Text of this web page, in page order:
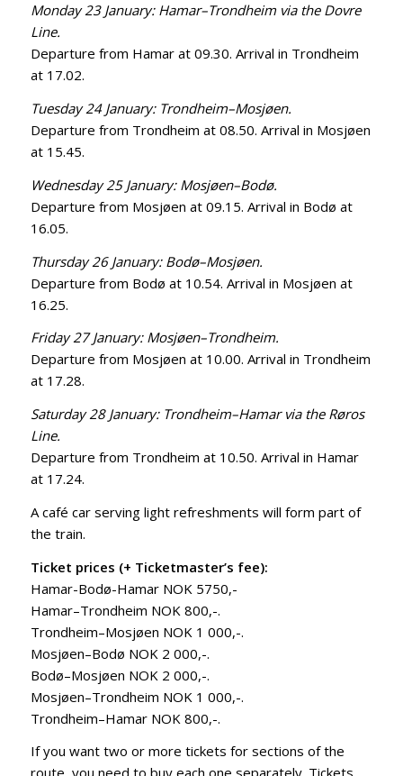
Monday 23 January: Hamar–Trondheim via the Dovre
Line.
Departure from Hamar at 09.30. Arrival in Trondheim
at 17.02.
Tuesday 24 January: Trondheim–Mosjøen.
Departure from Trondheim at 08.50. Arrival in Mosjøen
at 15.45.
Wednesday 25 January: Mosjøen–Bodø.
Departure from Mosjøen at 09.15. Arrival in Bodø at
16.05.
Thursday 26 January: Bodø–Mosjøen.
Departure from Bodø at 10.54. Arrival in Mosjøen at
16.25.
Friday 27 January: Mosjøen–Trondheim.
Departure from Mosjøen at 10.00. Arrival in Trondheim
at 17.28.
Saturday 28 January: Trondheim–Hamar via the Røros
Line.
Departure from Trondheim at 10.50. Arrival in Hamar
at 17.24.
A café car serving light refreshments will form part of
the train.
Ticket prices (+ Ticketmaster’s fee):
Hamar-Bodø-Hamar NOK 5750,-
Hamar–Trondheim NOK 800,-.
Trondheim–Mosjøen NOK 1 000,-.
Mosjøen–Bodø NOK 2 000,-.
Bodø–Mosjøen NOK 2 000,-.
Mosjøen–Trondheim NOK 1 000,-.
Trondheim–Hamar NOK 800,-.
If you want two or more tickets for sections of the